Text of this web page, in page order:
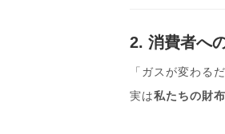
2. 消費者へ
「ガスが変わる
実は私たちの財